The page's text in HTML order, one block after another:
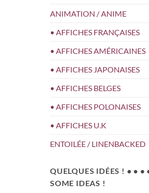
ANIMATION / ANIME
• AFFICHES FRANÇAISES
• AFFICHES AMÉRICAINES
• AFFICHES JAPONAISES
• AFFICHES BELGES
• AFFICHES POLONAISES
• AFFICHES U.K
ENTOILÉE / LINENBACKED
QUELQUES IDÉES ! • • •
SOME IDEAS !